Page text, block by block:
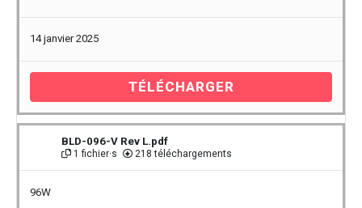
14 janvier 2025
TÉLÉCHARGER
BLD-096-V Rev L.pdf
1 fichier·s 218 téléchargements
96W